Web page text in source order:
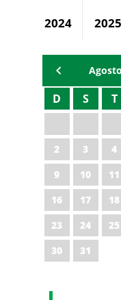
2024 2025
Agosto
D S T
2
3 4
9
10 11
16
17 18
23
24 25
30
31